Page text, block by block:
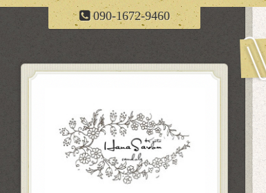
090-1672-9460